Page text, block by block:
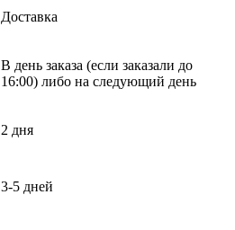
Доставка
В день заказа (если заказали до
16:00) либо на следующий день
2 дня
3-5 дней